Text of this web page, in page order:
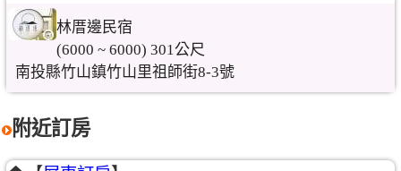
林厝邊民宿
(6000 ~ 6000) 301公尺
南投縣竹山鎮竹山里祖師街8-3號
附近訂房